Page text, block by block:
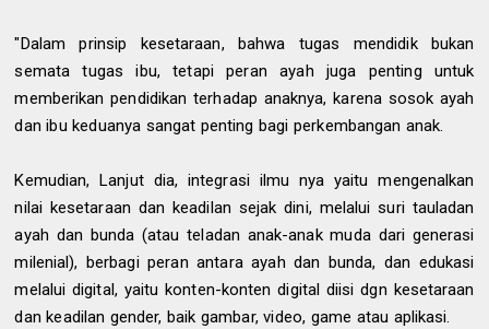
"Dalam prinsip kesetaraan, bahwa tugas mendidik bukan
semata tugas ibu, tetapi peran ayah juga penting untuk
memberikan pendidikan terhadap anaknya, karena sosok ayah
dan ibu keduanya sangat penting bagi perkembangan anak.
Kemudian, Lanjut dia, integrasi ilmu nya yaitu mengenalkan
nilai kesetaraan dan keadilan sejak dini, melalui suri tauladan
ayah dan bunda (atau teladan anak-anak muda dari generasi
milenial), berbagi peran antara ayah dan bunda, dan edukasi
melalui digital, yaitu konten-konten digital diisi dgn kesetaraan
dan keadilan gender, baik gambar, video, game atau aplikasi.